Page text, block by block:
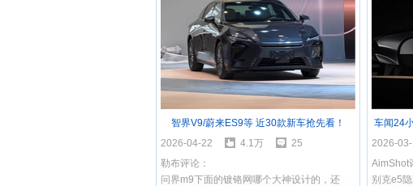
智界V9/蔚来ES9等 近30款新车抢先看！
2026北京车展探馆汇总
2026-04-22 4.1万
25
勒布评论：
问界m9下面的镀铬网哪个大神设计的，还
车闻24
2026-
AimShot
别克e5